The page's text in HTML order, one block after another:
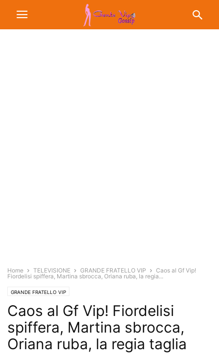
Home TELEVISIONE GRANDE FRATELLO VIP
Caos al Gf Vip!
Fiordelisi spiffera, Martina sbrocca, Oriana ruba, la regia...
GRANDE FRATELLO VIP
Caos al Gf Vip! Fiordelisi
spiffera, Martina sbrocca,
Oriana ruba, la regia taglia